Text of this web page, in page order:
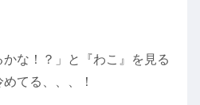
な！？」と『わこ』を見る
てる、、、！